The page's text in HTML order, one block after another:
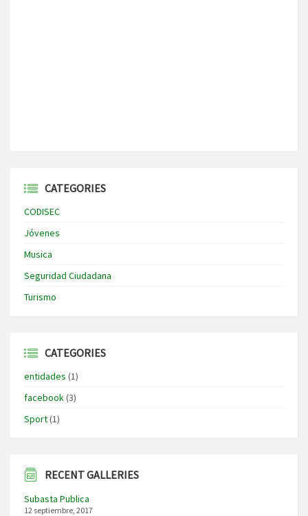
CATEGORIES
CODISEC
Jóvenes
Musica
Seguridad Ciudadana
Turismo
CATEGORIES
entidades (1)
facebook(3)
Sport(1)
RECENT GALLERIES
Subasta Publica
12 septiembre, 2017